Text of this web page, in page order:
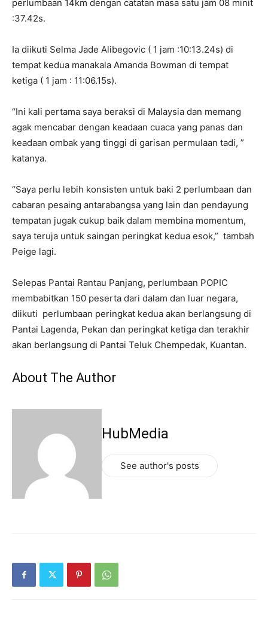
perlumbaan 14km dengan catatan masa satu jam 08 minit
:37.42s.
Ia diikuti Selma Jade Alibegovic ( 1 jam :10:13.24s) di
tempat kedua manakala Amanda Bowman di tempat
ketiga ( 1 jam : 11:06.15s).
“Ini kali pertama saya beraksi di Malaysia dan memang
agak mencabar dengan keadaan cuaca yang panas dan
keadaan ombak yang tinggi di garisan permulaan tadi, ”
katanya.
“Saya perlu lebih konsisten untuk baki 2 perlumbaan dan
cabaran pesaing antarabangsa yang lain dan pendayung
tempatan jugak cukup baik dalam membina momentum,
saya teruja untuk saingan peringkat kedua esok,” tambah
Peige lagi.
Selepas Pantai Rantau Panjang, perlumbaan POPIC
membabitkan 150 peserta dari dalam dan luar negara,
diikuti perlumbaan peringkat kedua akan berlangsung di
Pantai Lagenda, Pekan dan peringkat ketiga dan terakhir
akan berlangsung di Pantai Teluk Chempedak, Kuantan.
About The Author
HubMedia
See author's posts